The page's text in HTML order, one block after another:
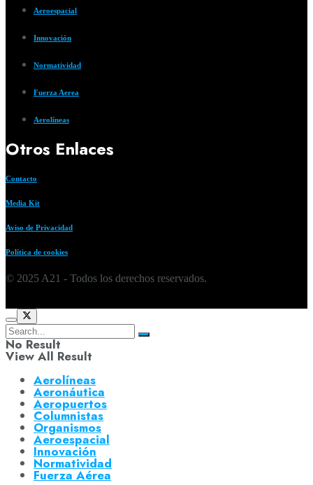
Aeroespacial
Innovación
Normatividad
Fuerza Aerea
Aerolíneas
Otros Enlaces
Contacto
Media Kit
Aviso de Privacidad
Política de cookies
© 2025 A21 - Todos los derechos reservados.
No Result
View All Result
Aerolíneas
Aeronáutica
Aeropuertos
Columnistas
Organismos
Aeroespacial
Innovación
Normatividad
Fuerza Aérea